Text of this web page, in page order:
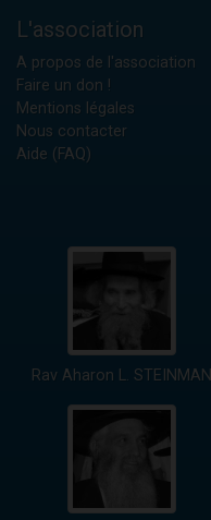
L'association
A propos de l'association
Faire un don !
Mentions légales
Nous contacter
Aide (FAQ)
Rav Aharon L. STEINMAN